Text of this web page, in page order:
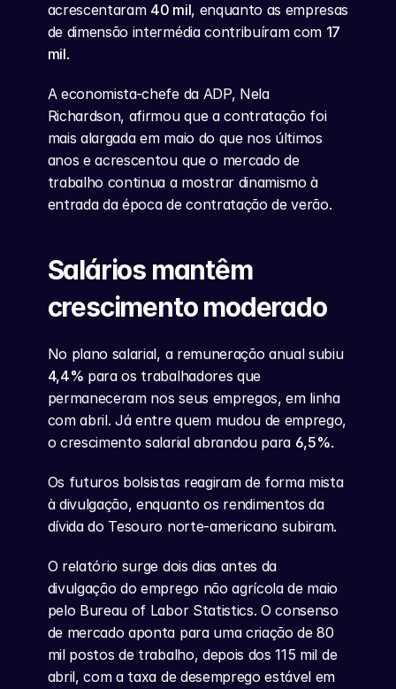
acrescentaram 40 mil, enquanto as empresas
de dimensão intermédia contribuíram com 17
mil.
A economista-chefe da ADP, Nela
Richardson, afirmou que a contratação foi
mais alargada em maio do que nos últimos
anos e acrescentou que o mercado de
trabalho continua a mostrar dinamismo à
entrada da época de contratação de verão.
Salários mantêm
crescimento moderado
No plano salarial, a remuneração anual subiu
4,4% para os trabalhadores que
permaneceram nos seus empregos, em linha
com abril. Já entre quem mudou de emprego,
o crescimento salarial abrandou para 6,5%.
Os futuros bolsistas reagiram de forma mista
à divulgação, enquanto os rendimentos da
dívida do Tesouro norte-americano subiram.
O relatório surge dois dias antes da
divulgação do emprego não agrícola de maio
pelo Bureau of Labor Statistics. O consenso
de mercado aponta para uma criação de 80
mil postos de trabalho, depois dos 115 mil de
abril, com a taxa de desemprego estável em